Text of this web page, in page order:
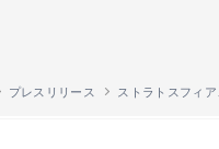
プレスリリース